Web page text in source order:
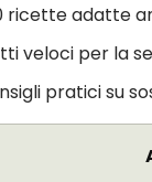
ricette adatte
veloci per la
pratici su